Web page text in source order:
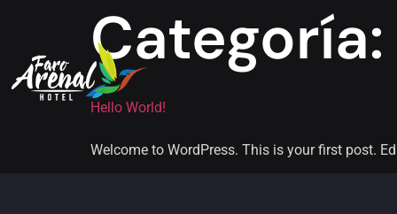
Categoría:
Hello World!
Welcome to WordPress. This is your first post.